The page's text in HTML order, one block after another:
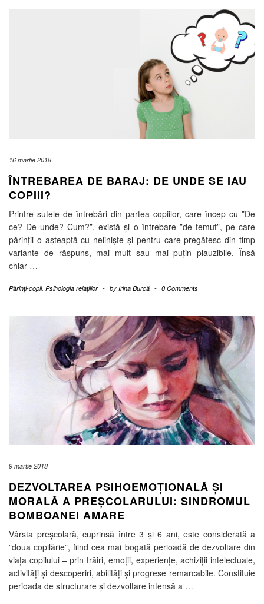
16 martie 2018
ÎNTREBAREA DE BARAJ: DE UNDE SE IAU
COPIII?
Printre sutele de întrebări din partea copiilor, care încep cu ”De
ce? De unde? Cum?”, există și o întrebare ”de temut”, pe care
părinții o așteaptă cu neliniște și pentru care pregătesc din timp
variante de răspuns, mai mult sau mai puțin plauzibile. Însă
chiar …
Părinți-copii, Psihologia relațiilor - by Irina Burcă - 0 Comments
9 martie 2018
DEZVOLTAREA PSIHOEMOȚIONALĂ ȘI
MORALĂ A PREȘCOLARULUI: SINDROMUL
BOMBOANEI AMARE
Vârsta preșcolară, cuprinsă între 3 și 6 ani, este considerată a
”doua copilărie”, fiind cea mai bogată perioadă de dezvoltare din
viața copilului – prin trăiri, emoții, experiențe, achiziții intelectuale,
activități și descoperiri, abilități și progrese remarcabile. Constituie
perioada de structurare și dezvoltare intensă a …